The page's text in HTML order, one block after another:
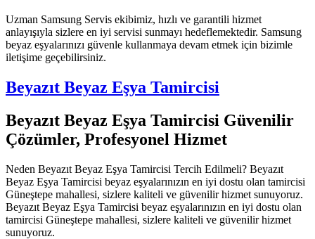
Uzman Samsung Servis ekibimiz, hızlı ve garantili hizmet
anlayışıyla sizlere en iyi servisi sunmayı hedeflemektedir. Samsung
beyaz eşyalarınızı güvenle kullanmaya devam etmek için bizimle
iletişime geçebilirsiniz.
Beyazıt Beyaz Eşya Tamircisi
Beyazıt Beyaz Eşya Tamircisi Güvenilir
Çözümler, Profesyonel Hizmet
Neden Beyazıt Beyaz Eşya Tamircisi Tercih Edilmeli? Beyazıt
Beyaz Eşya Tamircisi beyaz eşyalarınızın en iyi dostu olan tamircisi
Güneştepe mahallesi, sizlere kaliteli ve güvenilir hizmet sunuyoruz.
Beyazıt Beyaz Eşya Tamircisi beyaz eşyalarınızın en iyi dostu olan
tamircisi Güneştepe mahallesi, sizlere kaliteli ve güvenilir hizmet
sunuyoruz.